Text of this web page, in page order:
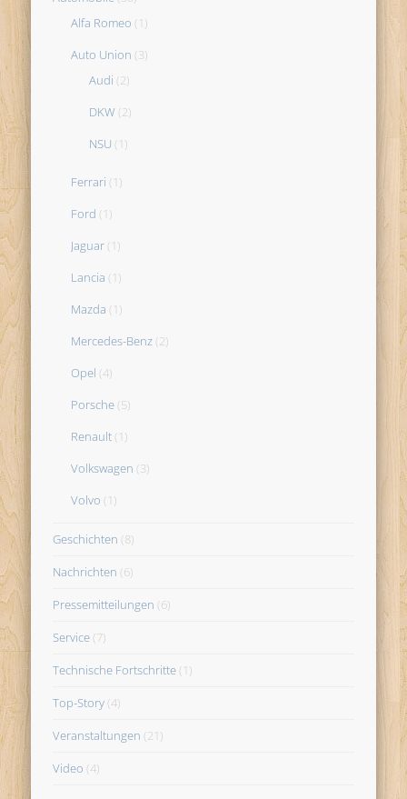
Alfa Romeo (1)
Auto Union (3)
Audi (2)
DKW (2)
NSU (1)
Ferrari (1)
Ford (1)
Jaguar (1)
Lancia (1)
Mazda (1)
Mercedes-Benz (2)
Opel (4)
Porsche (5)
Renault (1)
Volkswagen (3)
Volvo (1)
Geschichten (8)
Nachrichten (6)
Pressemitteilungen (6)
Service (7)
Technische Fortschritte (1)
Top-Story (4)
Veranstaltungen (21)
Video (4)